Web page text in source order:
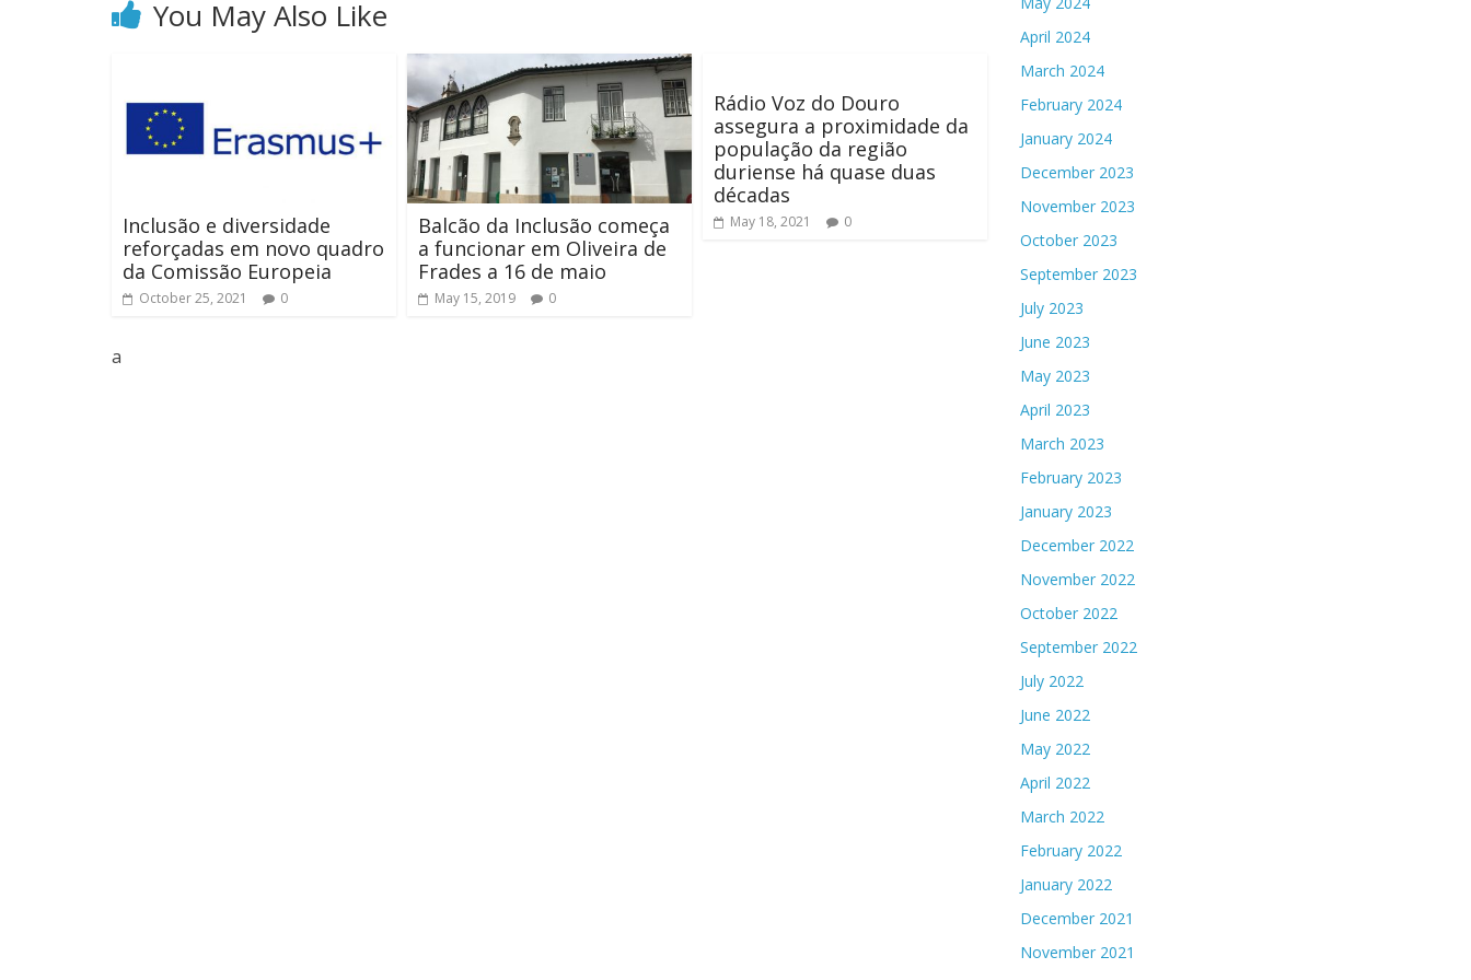
You May Also Like
Inclusão e diversidade
reforçadas em novo quadro
da Comissão Europeia
October 25, 2021 0
Balcão da Inclusão começa
a funcionar em Oliveira de
Frades a 16 de maio
May 15, 2019 0
Rádio Voz do Douro
assegura a proximidade da
população da região
duriense há quase duas
décadas
May 18, 2021 0
a
April 2024
March 2024
February 2024
January 2024
December 2023
November 2023
October 2023
September 2023
July 2023
June 2023
May 2023
April 2023
March 2023
February 2023
January 2023
December 2022
November 2022
October 2022
September 2022
July 2022
June 2022
May 2022
April 2022
March 2022
February 2022
January 2022
December 2021
November 2021